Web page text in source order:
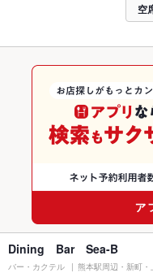
空
Dining Bar Sea-B
バー・カクテル 熊本駅周辺・新町